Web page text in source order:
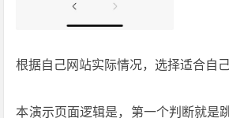
根据自己网站实际情况，选择适合自己
本演示页面逻辑是，第一个判断就是